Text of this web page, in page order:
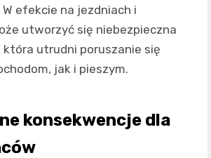
W efekcie na jezdniach i
utworzyć się niebezpieczna
utrudni poruszanie się
jak i pieszym.
konsekwencje dla